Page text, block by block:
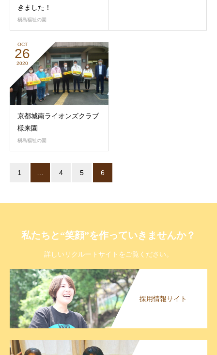
きました！
槇島福祉の園
OCT
26
2020
京都城南ライオンズクラブ
様来園
槇島福祉の園
1 4 5 6
私たちと“笑顔”を作っていきませんか？
詳しいリクルートサイトをご覧ください。
採用情報サイト